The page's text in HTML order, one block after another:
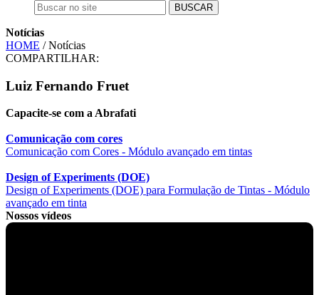
BUSCAR
Notícias
HOME / Notícias
COMPARTILHAR:
Luiz Fernando Fruet
Capacite-se com a Abrafati
Comunicação com cores
Comunicação com Cores - Módulo avançado em tintas
Design of Experiments (DOE)
Design of Experiments (DOE) para Formulação de Tintas - Módulo
avançado em tinta
Nossos vídeos